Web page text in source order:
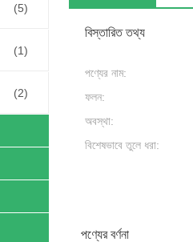
(5)
(1)
(2)
বিস্তারিত তথ্য
পণ্যের নাম:
ফলন:
অবস্থা:
বিশেষভাবে তুলে ধরা:
পণ্যের বর্ণনা